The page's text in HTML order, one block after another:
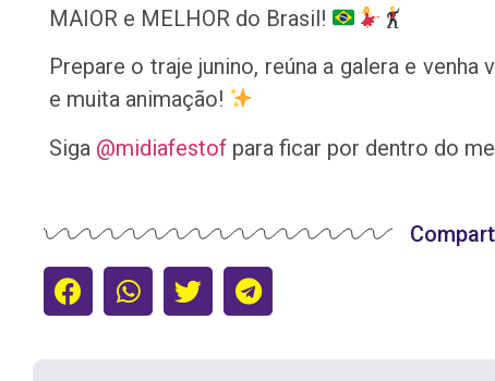
MAIOR e MELHOR do Brasil!
Prepare o traje junino, reúna a galera e
e muita animação!
Siga @midiafestof para ficar por dentro do